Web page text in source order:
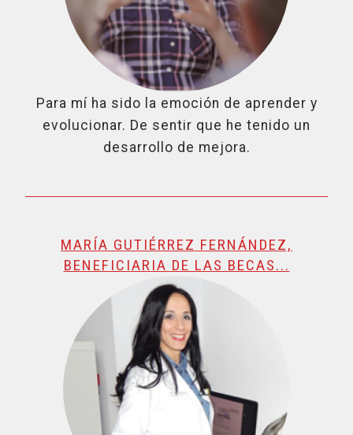
Para mí ha sido la emoción de aprender y
evolucionar. De sentir que he tenido un
desarrollo de mejora.
MARÍA GUTIÉRREZ FERNÁNDEZ,
BENEFICIARIA DE LAS BECAS...